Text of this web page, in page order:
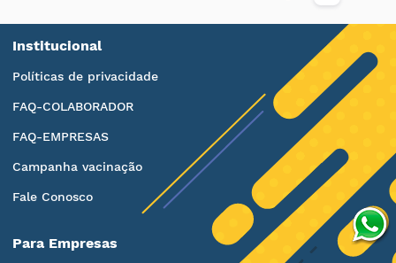
Institucional
Políticas de privacidade
FAQ-COLABORADOR
FAQ-EMPRESAS
Campanha vacinação
Fale Conosco
Para Empresas